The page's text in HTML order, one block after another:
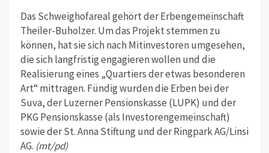
Das Schweighofareal gehört der Erbengemeinschaft
Theiler-Buholzer. Um das Projekt stemmen zu
können, hat sie sich nach Mitinvestoren umgesehen,
die sich langfristig engagieren wollen und die
Realisierung eines „Quartiers der etwas besonderen
Art“ mittragen. Fündig wurden die Erben bei der
Suva, der Luzerner Pensionskasse (LUPK) und der
PKG Pensionskasse (als Investorengemeinschaft)
sowie der St. Anna Stiftung und der Ringpark AG/Linsi
AG. (mt/pd)